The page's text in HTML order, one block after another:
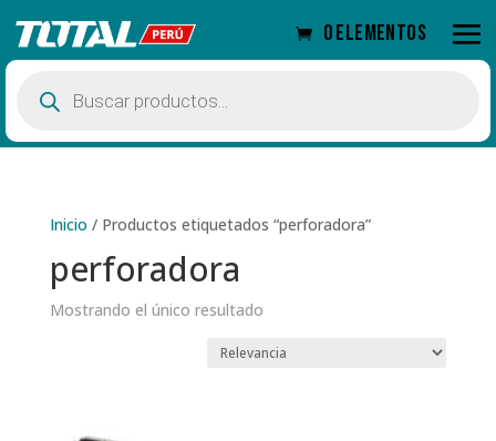
0 elementos
productos
Inicio / Productos etiquetados “perforadora”
perforadora
Mostrando el único resultado